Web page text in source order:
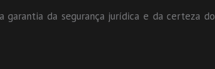
da segurança jurídica e da certeza do